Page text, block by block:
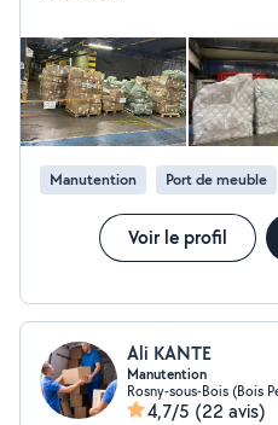
Manutention Port de meuble
Voir le profil
Ali KANTE
Manutention
Rosny-sous-Bois (Bois
4,7/5 (22 avis)